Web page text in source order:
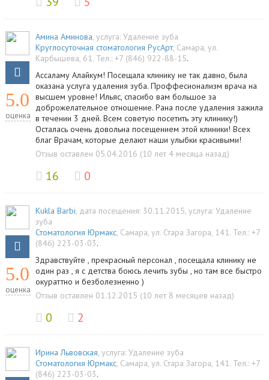
5.0
оценка
Амина Аминова, услуга: Удаление зуба
Круглосуточная стоматология РусАрт, Самара, ул.
Карбышева, 61. Тел.: +7 (846) 922-88-15.
Ассаламу Алайкум! Посещала клинику не так давно, была
оказана услуга удаления зуба. Проффесионализм врача на
высшем уровне! Ильяс, спасибо вам большое за
доброжелательное отношение. Рана после удаления зажила
в течении 3 дней. Всем советую посетить эту клинику!)
Осталась очень довольна посещением этой клиники! Всех
благ Врачам, которые делают наши улыбки красивыми!
Отзыв оставлен 05.04.2016 (10 лет 4 месяца назад)
16 0
5.0
оценка
Kukla Barbi, дата посещения: 30.11.2015, услуга: Удаление
зуба
Стоматология Юрмакс, Самара, ул. Стара Загора, 141. Тел.: +7
(846) 223-03-03.
Здравствуйте , прекрасный персонал , посещала клинику не
один раз , я с детства боюсь лечить зубы , но там все быстро
окураттно и безболезненно )
Отзыв оставлен 01.12.2015 (10 лет 8 месяцев назад)
0 2
Ирина Львовская, услуга: Удаление зуба
Стоматология Юрмакс, Самара, ул. Стара Загора, 141. Тел.: +7
(846) 223-03-03.